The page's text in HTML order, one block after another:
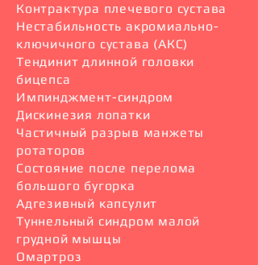
Контрактура плечевого сустава
Нестабильность акромиально-
ключичного сустава (АКС)
Тендинит длинной головки
бицепса
Импинджмент-синдром
Дискинезия лопатки
Частичный разрыв манжеты
ротаторов
Состояние после перелома
большого бугорка
Адгезивный капсулит
Туннельный синдром малой
грудной мышцы
Омартроз